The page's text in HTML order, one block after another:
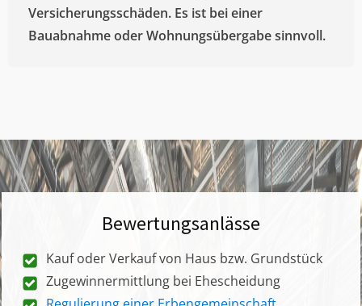
Versicherungsschäden. Es ist bei einer
Bauabnahme oder Wohnungsübergabe sinnvoll.
Bewertungsanlässe
Kauf oder Verkauf von Haus bzw. Grundstück
Zugewinnermittlung bei Ehescheidung